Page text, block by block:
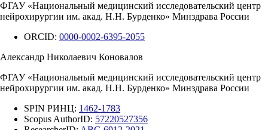
ФГАУ «Национальный медицинский исследовательский центр
нейрохирургии им. акад. Н.Н. Бурденко» Минздрава России
ORCID: 0000-0002-6395-2055
Александр Николаевич Коновалов
ФГАУ «Национальный медицинский исследовательский центр
нейрохирургии им. акад. Н.Н. Бурденко» Минздрава России
SPIN РИНЦ: 1462-1783
Scopus AuthorID: 57220527356